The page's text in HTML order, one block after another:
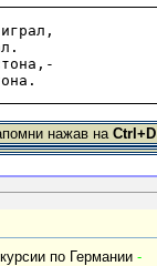
нажав на Ctrl+D
по Германии -